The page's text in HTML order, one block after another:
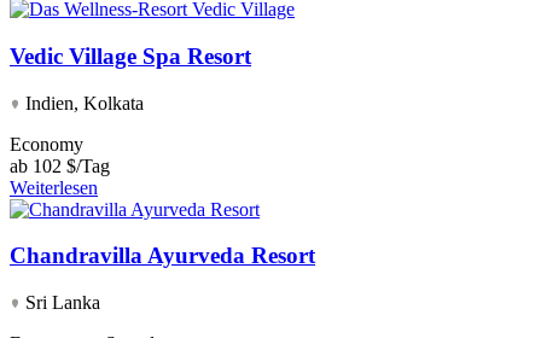
Vedic Village Spa Resort
Indien, Kolkata
Economy
ab 102 $/Tag
Weiterlesen
Chandravilla Ayurveda Resort
Sri Lanka